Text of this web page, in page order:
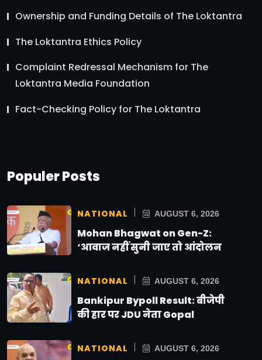
Ownership and Funding Details of The Loktantra
The Loktantra Ethics Policy
Complaint Redressal Mechanism for The
Loktantra Media Foundation
Fact-Checking Policy for The Loktantra
Populer Posts
NATIONAL AUGUST 6, 2026
Mohan Bhagwat on Gen-Z:
‘आवाज नहीं सुनी जाए तो आंदोलन
NATIONAL AUGUST 6, 2026
Bankipur Bypoll Result: बीजेपी
की हार पर JDU नेता Gopal
NATIONAL AUGUST 6, 2026